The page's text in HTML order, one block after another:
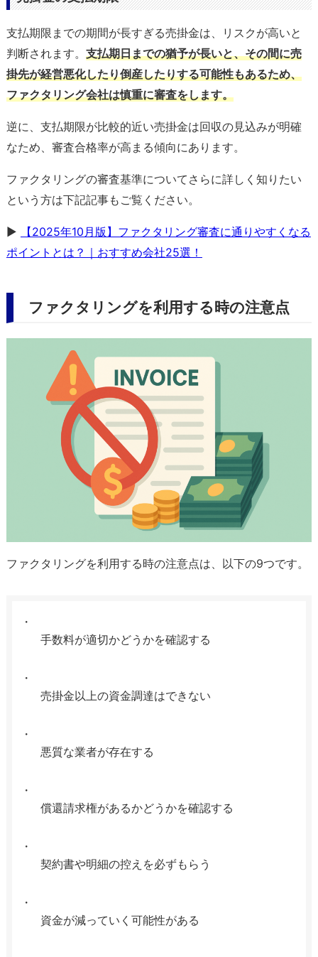
支払期限までの期間が長すぎる売掛金は、リスクが高いと
判断されます。 支払期日までの猶予が長いと、その間に売
掛先が経営悪化したり倒産したりする可能性もあるため、
ファクタリング会社は慎重に審査をします。
逆に、支払期限が比較的近い売掛金は回収の見込みが明確
なため、審査合格率が高まる傾向にあります。
ファクタリングの審査基準についてさらに詳しく知りたい
という方は下記記事もご覧ください。
▶
【2025年10月版】ファクタリング審査に通りやすくなる
ポイントとは？｜おすすめ会社25選！
ファクタリングを利用する時の注意点
ファクタリングを利用する時の注意点は、以下の9つです。
手数料が適切かどうかを確認する
売掛金以上の資金調達はできない
悪質な業者が存在する
償還請求権があるかどうかを確認する
契約書や明細の控えを必ずもらう
資金が減っていく可能性がある